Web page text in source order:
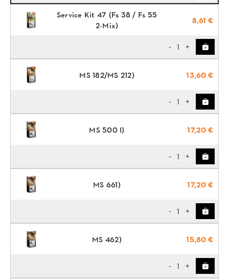
Service Kit 47 (Fs 38 / Fs 55
2-Mix)
8,61 €
- 1 +
MS 182/MS 212) 13,60 €
- 1 +
MS 500 I) 17,20 €
- 1 +
MS 661) 17,20 €
- 1 +
MS 462) 15,80 €
- 1 +